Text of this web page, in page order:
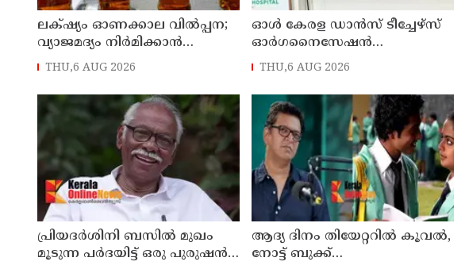
ലക്‌ഷ്യം ഓണക്കാല വിൽപ്പന;
വ്യാജമദ്യം നിർമിക്കാൻ
എത്തിച്ച 1,350 ലിറ്റർ സ്പിരിറ്റ്
THU,6 AUG 2026
ഓൾ കേരള ഡാൻസ് ടീച്ചേഴ്സ്
ഓർഗനൈസേഷൻ
നൃത്തോത്സവ് - 2026 എട്ടിന്
THU,6 AUG 2026
പ്രിയദർശിനി ബസിൽ മുഖം
മൂടുന്ന പർദയിട്ട് ഒരു പുരുഷൻ
ആദ്യ ദിനം തിയേറ്ററില്‍ കൂവല്‍,
നോട്ട് ബുക്ക്